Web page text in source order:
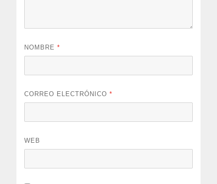
NOMBRE*
CORREO ELECTRÓNICO*
WEB